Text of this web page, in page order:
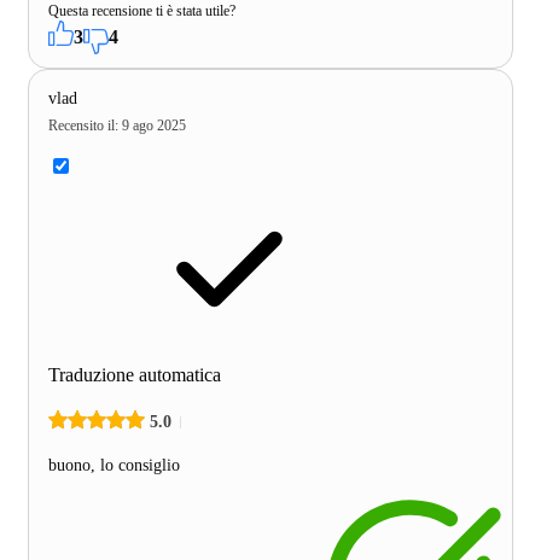
Questa recensione ti è stata utile?
3 4
vlad
Recensito il: 9 ago 2025
Traduzione automatica
5.0
buono, lo consiglio